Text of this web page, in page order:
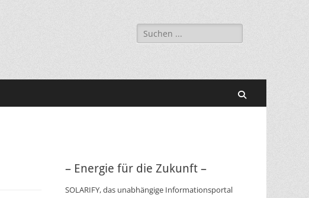
Suchen
nach:
– Energie für die Zukunft –
SOLARIFY, das unabhängige Informationsportal